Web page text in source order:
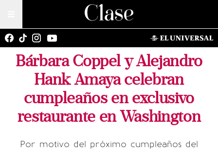
Bárbara Coppel y Alejandro
Hank Amaya celebran
cumpleaños en exclusivo
restaurante en Washington
Por motivo del próximo cumpleaños del